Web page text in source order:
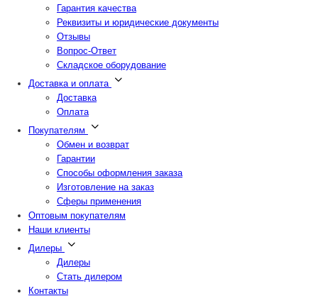
Гарантия качества
Реквизиты и юридические документы
Отзывы
Вопрос-Ответ
Складское оборудование
Доставка и оплата
Доставка
Оплата
Покупателям
Обмен и возврат
Гарантии
Способы оформления заказа
Изготовление на заказ
Сферы применения
Оптовым покупателям
Наши клиенты
Дилеры
Дилеры
Стать дилером
Контакты